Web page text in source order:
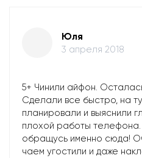
Юля
3 апреля 2018
5+ Чинили айфон.
Сделали все быстро, на
планировали и выяснили
плохой работы
обращусь именно сюда!
чаем угостили и даже